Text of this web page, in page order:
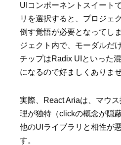
UIコンポーネントスイート
リを選択すると、プロジェ
倒す覚悟が必要となってし
ジェクト内で、モーダルだ
チップはRadix UIといった
になるので好ましくありませ
実際、React Ariaは、マウ
理が独特（clickの概念が隠
他のUIライブラリと相性が
す。